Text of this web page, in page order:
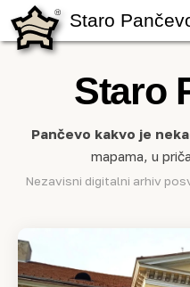
Staro
Staro
Pančevo kakvo je
mapama, u
Nezavisni digitalni arhiv